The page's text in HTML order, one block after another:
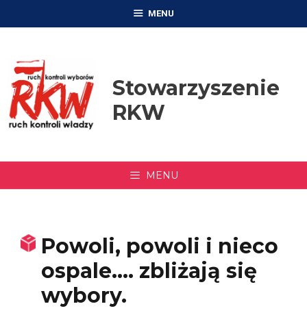
MENU
Stowarzyszenie
RKW
MENU
Powoli, powoli i nieco
ospale…. zbliżają się
wybory.